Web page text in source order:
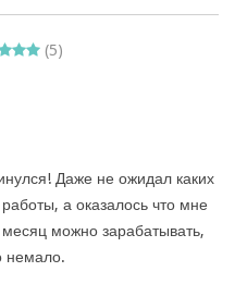
(5)
Даже не ожидал каких
а оказалось что мне
можно зарабатывать,
немало.